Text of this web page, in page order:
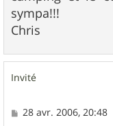
sympa!!!
Chris
Invité
M
28 avr. 2006, 20:48